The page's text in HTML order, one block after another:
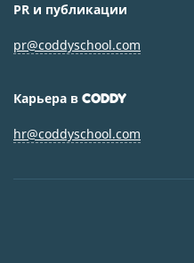
PR и публикации
pr@coddyschool.com
Карьера в CODDY
hr@coddyschool.com